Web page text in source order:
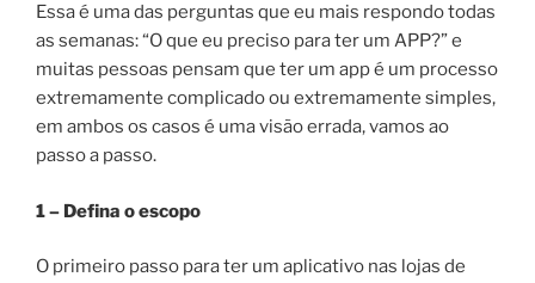
Essa é uma das perguntas que eu mais respondo todas
as semanas: “O que eu preciso para ter um APP?” e
muitas pessoas pensam que ter um app é um processo
extremamente complicado ou extremamente simples,
em ambos os casos é uma visão errada, vamos ao
passo a passo.
1 – Defina o escopo
O primeiro passo para ter um aplicativo nas lojas de